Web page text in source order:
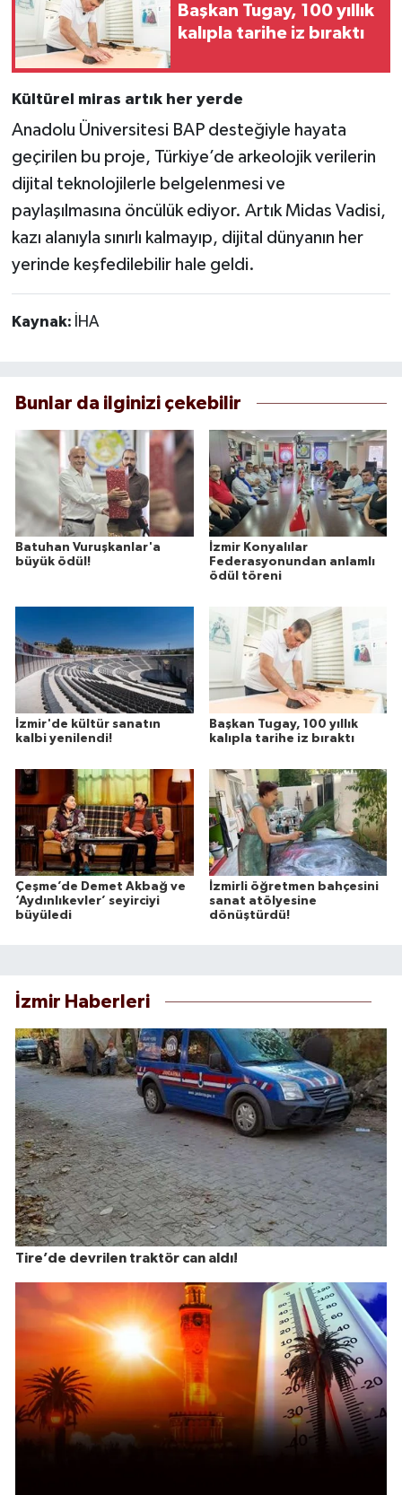
Başkan Tugay, 100 yıllık
kalıpla tarihe iz bıraktı
Kültürel miras artık her yerde
Anadolu Üniversitesi BAP desteğiyle hayata
geçirilen bu proje, Türkiye’de arkeolojik verilerin
dijital teknolojilerle belgelenmesi ve
paylaşılmasına öncülük ediyor. Artık Midas Vadisi,
kazı alanıyla sınırlı kalmayıp, dijital dünyanın her
yerinde keşfedilebilir hale geldi.
Kaynak: İHA
Bunlar da ilginizi çekebilir
Batuhan Vuruşkanlar'a
büyük ödül!
İzmir Konyalılar
Federasyonundan anlamlı
ödül töreni
İzmir'de kültür sanatın
kalbi yenilendi!
Başkan Tugay, 100 yıllık
kalıpla tarihe iz bıraktı
Çeşme’de Demet Akbağ ve
‘Aydınlıkevler’ seyirciyi
büyüledi
İzmirli öğretmen bahçesini
sanat atölyesine
dönüştürdü!
İzmir Haberleri
Tire’de devrilen traktör can aldı!